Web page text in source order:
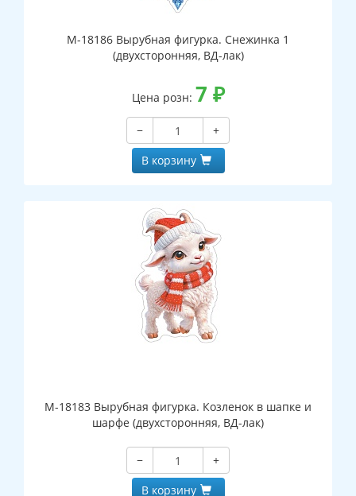
М-18186 Вырубная фигурка. Снежинка 1
(двухсторонняя, ВД-лак)
Цена розн: 7 ₽
−
+
В корзину
М-18183 Вырубная фигурка. Козленок в шапке и
шарфе (двухсторонняя, ВД-лак)
−
+
В корзину